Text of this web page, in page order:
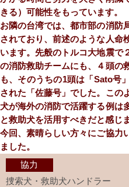
きる）可能性をもっています。
お隣の台湾では、都市部の消防
されており、前述のような⼈命
います。先般のトルコ⼤地震で
の消防救助チームにも、４頭の
も、そのうちの1頭は「Sato号
された「佐藤号」でした。この
⽝が海外の消防で活躍する例は
と救助⽝を活⽤すべきだと感じ
今回、素晴らしい⽅々にご協⼒
ました。
協⼒
捜索⽝・救助⽝ハンドラー